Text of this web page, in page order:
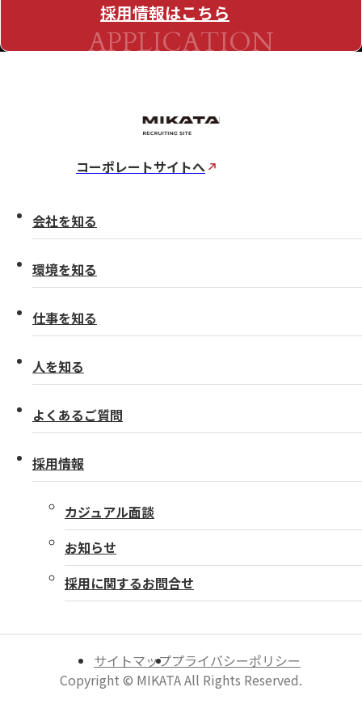
採用情報はこちら
APPLICATION
コーポレートサイトへ
会社を知る
環境を知る
仕事を知る
人を知る
よくあるご質問
採用情報
カジュアル面談
お知らせ
採用に関するお問合せ
サイトマッププライバシーポリシー
Copyright © MIKATA All Rights Reserved.